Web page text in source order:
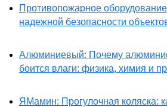
Противопожарное оборудование
надежной безопасности
Алюминиевый: Почему
боится влаги: физика, химия и
ЯМамин: Прогулочная коляска: